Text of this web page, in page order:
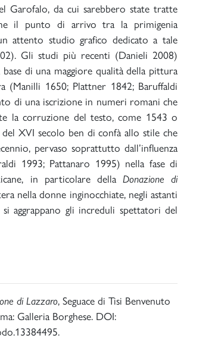
Garofalo, da cui sarebbero state tratte
il punto di arrivo tra la primigenia
attento studio grafico dedicato a tale
Gli studi più recenti (Danieli 2008)
di una maggiore qualità della pittura
(Manilli 1650; Plattner 1842; Baruffaldi
di una iscrizione in numeri romani che
la corruzione del testo, come 1543 o
XVI secolo ben di confà allo stile che
pervaso soprattutto dall’influenza
1993; Pattanaro 1995) nella fase di
in particolare della Donazione di
nella donne inginocchiate, negli astanti
aggrappano gli increduli spettatori del
di Lazzaro, Seguace di Tisi Benvenuto
Galleria Borghese. DOI: